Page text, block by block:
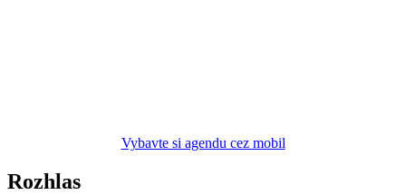
Vybavte si agendu cez mobil
Rozhlas